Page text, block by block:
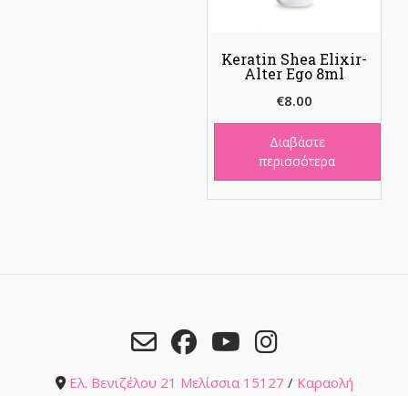
Keratin Shea Elixir-
Alter Ego 8ml
€8.00
Διαβάστε
περισσότερα
Ελ. Βενιζέλου 21 Μελίσσια 15127 / Καραολή